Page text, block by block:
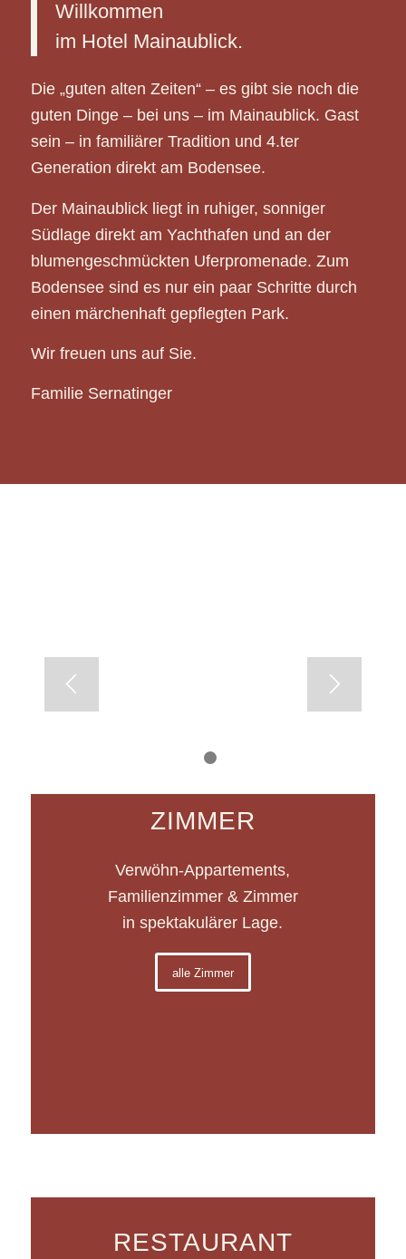
Willkommen
im Hotel Mainaublick.
Die „guten alten Zeiten“ – es gibt sie noch die
guten Dinge – bei uns – im Mainaublick. Gast
sein – in familiärer Tradition und 4.ter
Generation direkt am Bodensee.
Der Mainaublick liegt in ruhiger, sonniger
Südlage direkt am Yachthafen und an der
blumengeschmückten Uferpromenade. Zum
Bodensee sind es nur ein paar Schritte durch
einen märchenhaft gepflegten Park.
Wir freuen uns auf Sie.
Familie Sernatinger
ZIMMER
Verwöhn-Appartements,
Familienzimmer & Zimmer
in spektakulärer Lage.
alle Zimmer
RESTAURANT